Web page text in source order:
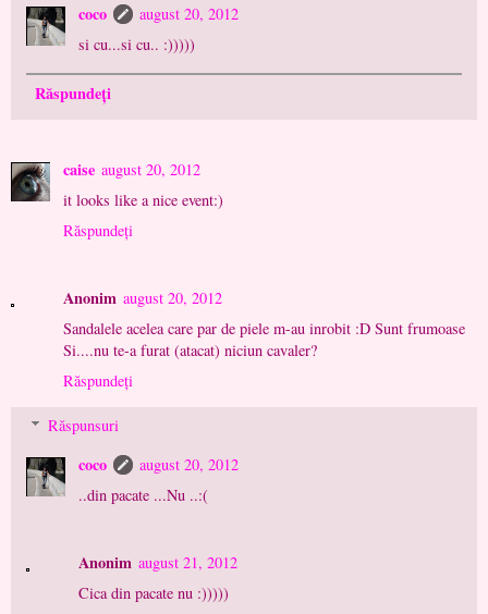
coco
august 20, 2012
si cu...si cu.. :)))))
Răspundeți
caise august 20, 2012
it looks like a nice event:)
Răspundeți
Anonim august 20, 2012
Sandalele acelea care par de piele m-au inrobit :D Sunt frumoase
Si....nu te-a furat (atacat) niciun cavaler?
Răspundeți
Răspunsuri
coco
august 20, 2012
..din pacate ...Nu ..:(
Anonim august 21, 2012
Cica din pacate nu :)))))